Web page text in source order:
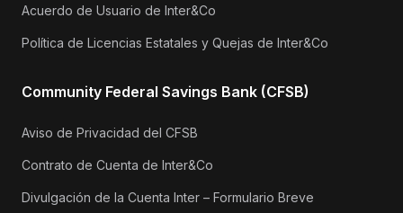
Acuerdo de Usuario de Inter&Co
Política de Licencias Estatales y Quejas de Inter&Co
Community Federal Savings Bank (CFSB)
Aviso de Privacidad del CFSB
Contrato de Cuenta de Inter&Co
Divulgación de la Cuenta Inter – Formulario Breve